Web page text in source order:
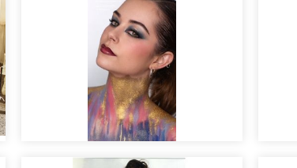
Hombres con Estilo.